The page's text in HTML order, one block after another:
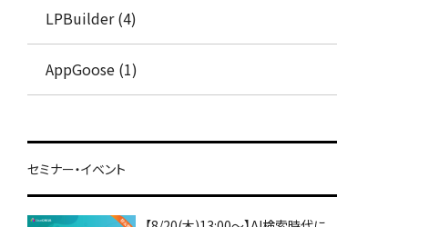
LPBuilder (4)
AppGoose (1)
セミナー・イベント